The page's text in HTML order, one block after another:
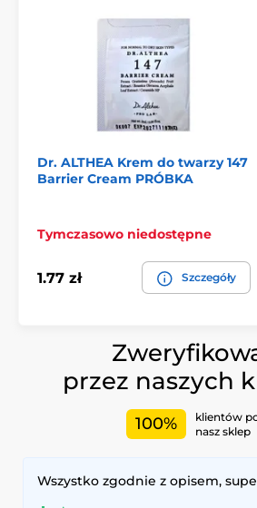
Dr. ALTHEA Krem do twarzy 147
Barrier Cream PRÓBKA
Tymczasowo niedostępne
1.77 zł Szczegóły
przez naszych
100%
klientów
nasz sklep
Wszystko zgodnie z opisem,